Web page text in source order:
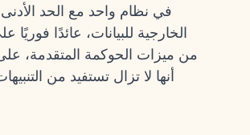
في نظام واحد مع الحد
الخارجية للبيانات، عائدًا فوريًا
من ميزات الحوكمة المتقدمة،
أنها لا تزال تستفيد من